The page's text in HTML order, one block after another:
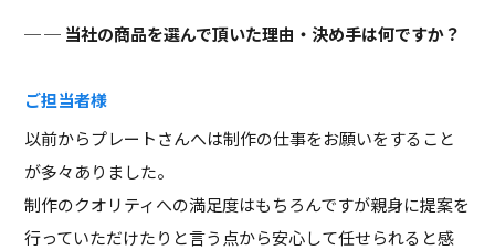
─ 当社の商品を選んで頂いた理由・決め手は何ですか？
ご担当者様
以前からプレートさんへは制作の仕事をお願いをすること
が多々ありました。
制作のクオリティへの満足度はもちろんですが親身に提案を
行っていただけたりと言う点から安心して任せられると感